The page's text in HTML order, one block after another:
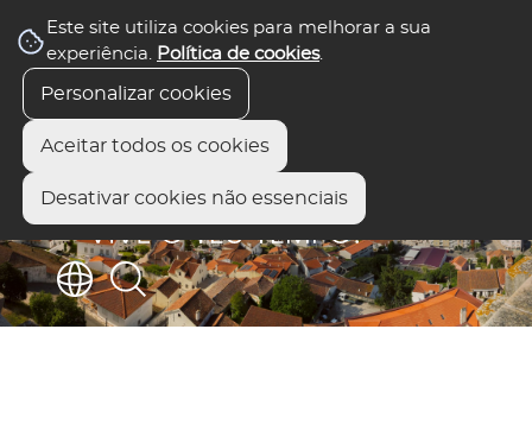
Este site utiliza cookies para melhorar a sua
experiência. Política de cookies.
Personalizar cookies
Aceitar todos os cookies
Desativar cookies não essenciais